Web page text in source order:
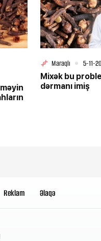
Maraqlı
5-11-
Mixək bu
dərmanı imiş
Reklam Əlaqə